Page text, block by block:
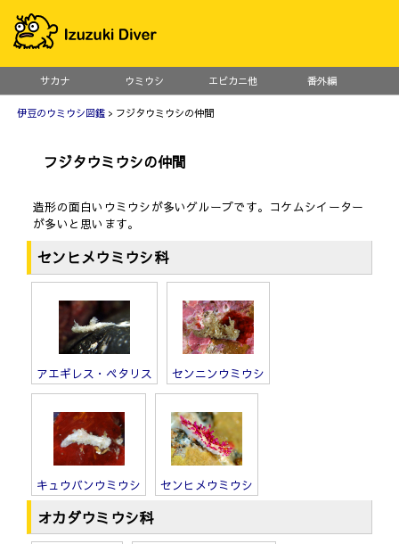
サカナ ウミウシ エビカニ他 番外編
伊豆のウミウシ図鑑 > フジタウミウシの仲間
フジタウミウシの仲間
造形の面白いウミウシが多いグループです。コケムシイーター
が多いと思います。
センヒメウミウシ科
アエギレス・ペタリス センニンウミウシ
キュウバンウミウシ センヒメウミウシ
オカダウミウシ科